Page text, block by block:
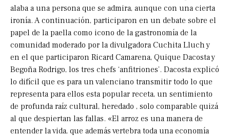
alaba a una persona que se admira, aunque con una cierta
ironía. A continuación, participaron en un debate sobre el
papel de la paella como icono de la gastronomía de la
comunidad moderado por la divulgadora Cuchita Lluch y
en el que participaron Ricard Camarena, Quique Dacosta y
Begoña Rodrigo, los tres chefs ‘anfitriones’. Dacosta explicó
lo difícil que es para un valenciano transmitir todo lo que
representa para ellos esta popular receta, un sentimiento
de profunda raíz cultural, heredado , solo comparable quizá
al que despiertan las fallas. «El arroz es una manera de
entender la vida, que además vertebra toda una economía